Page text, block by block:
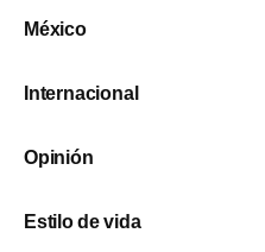
México
Internacional
Opinión
Estilo de vida